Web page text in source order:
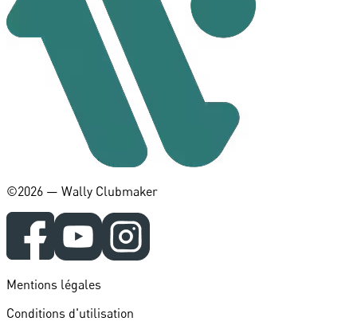
©️2026 — Wally Clubmaker
Mentions légales
Conditions d'utilisation